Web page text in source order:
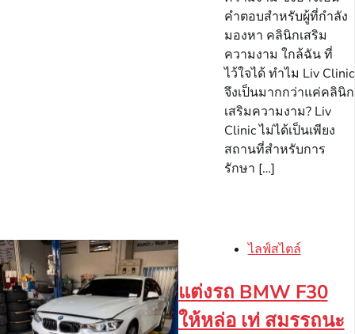
คำตอบสำหรับผู้ที่กำลัง
มองหา คลินิกเสริม
ความงาม ใกล้ฉัน ที่
ไว้ใจได้ ทำไม Liv Clinic
จึงเป็นมากกว่าแค่คลินิก
เสริมความงาม? Liv
Clinic ไม่ได้เป็นเพียง
สถานที่สำหรับการ
รักษา […]
ไลฟ์สไตล์
แต่งรถ BMW F30
ให้หล่อ เท่ สมรรถนะ